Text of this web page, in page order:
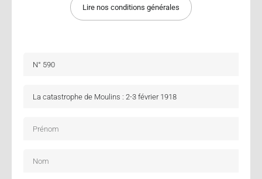
Lire nos conditions générales